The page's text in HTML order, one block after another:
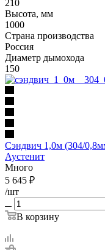
210
Высота, мм
1000
Страна производства
Россия
Диаметр дымохода
150
Сэндвич 1,0м (304/
Аустенит
Много
5 645 ₽
/шт
В корзину